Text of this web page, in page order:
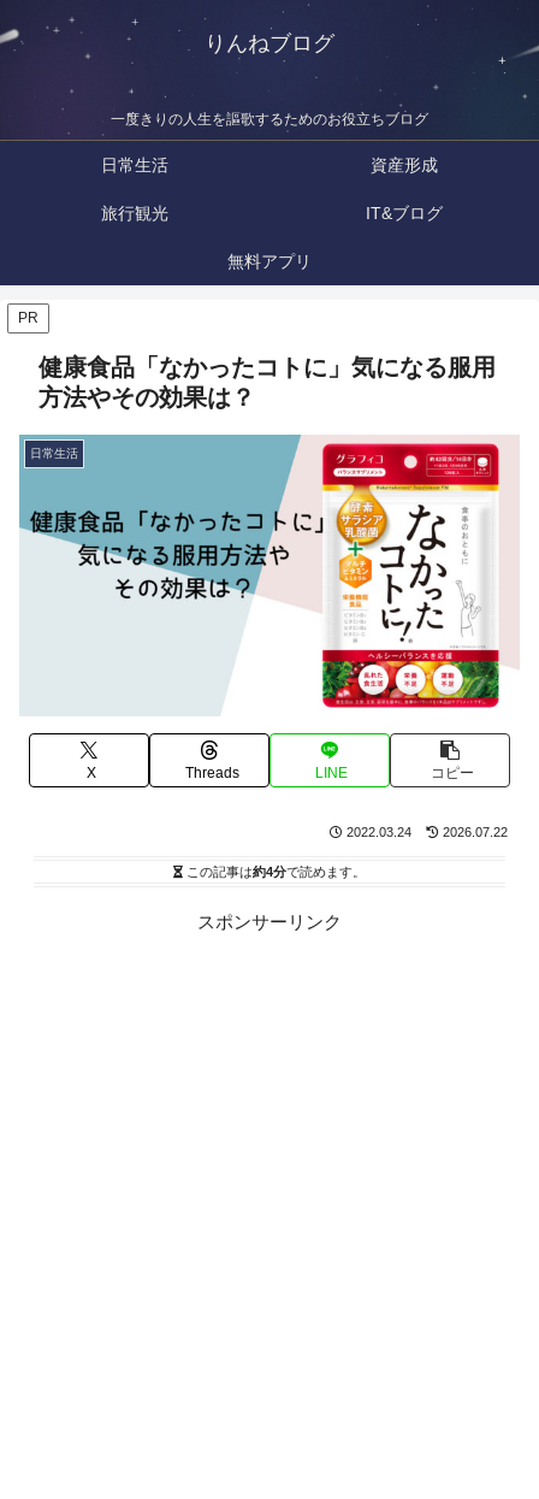
りんねブログ
一度きりの人生を謳歌するためのお役立ちブログ
日常生活 資産形成
旅行観光 IT&ブログ
無料アプリ
PR
健康食品「なかったコトに」気になる服用
方法やその効果は？
日常生活
X Threads LINE コピー
2022.03.24 2026.07.22
この記事は約4分で読めます。
スポンサーリンク